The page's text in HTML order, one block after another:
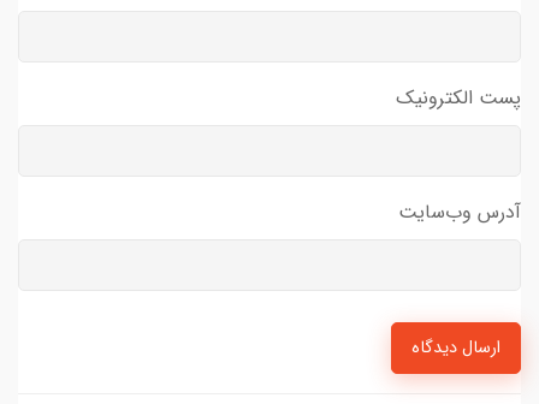
پست الکترونیک
آدرس وب‌سایت
ارسال دیدگاه